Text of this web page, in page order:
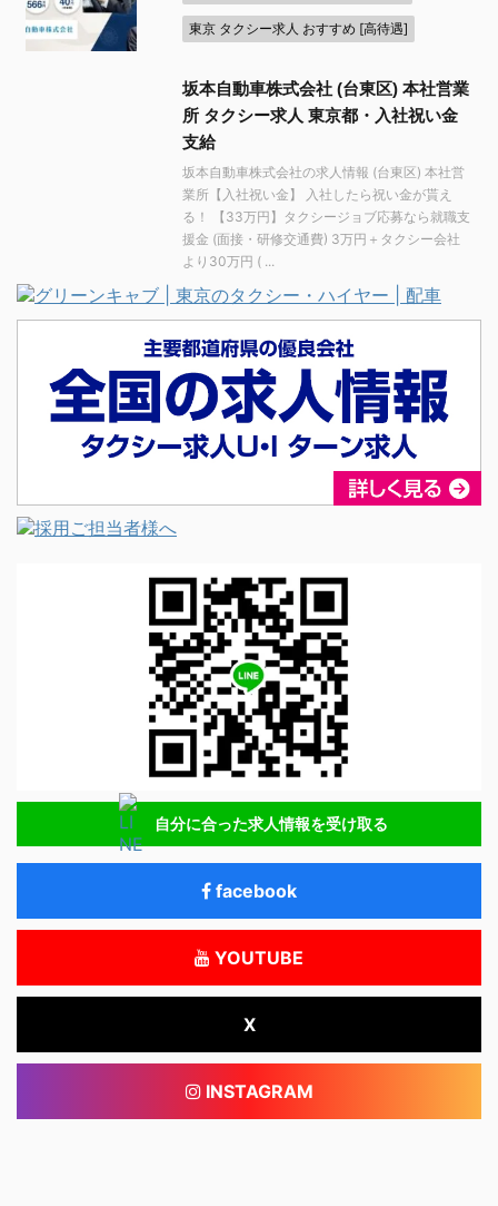
東京 タクシー求人 おすすめ [高待遇]
坂本自動車株式会社 (台東区) 本社営業
所 タクシー求人 東京都・入社祝い金
支給
坂本自動車株式会社の求人情報 (台東区) 本社営
業所【入社祝い金】 入社したら祝い金が貰え
る！ 【33万円】タクシージョブ応募なら就職支
援金 (面接・研修交通費) 3万円＋タクシー会社
より30万円 ( ...
自分に合った求人情報を受け取る
facebook
YOUTUBE
X
INSTAGRAM